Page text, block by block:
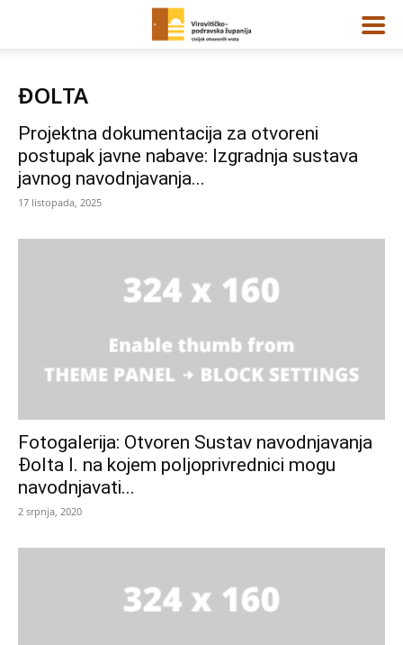
ĐOLTA
Projektna dokumentacija za otvoreni
postupak javne nabave: Izgradnja sustava
javnog navodnjavanja...
17 listopada, 2025
Fotogalerija: Otvoren Sustav navodnjavanja
Đolta I. na kojem poljoprivrednici mogu
navodnjavati...
2 srpnja, 2020